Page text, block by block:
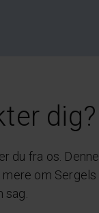
dig?
du fra os. Denne
om Sergels